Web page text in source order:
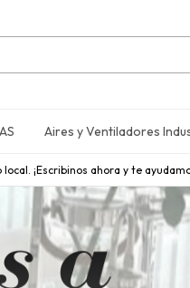
Aires y Ventiladores
¡Escribinos ahora y te